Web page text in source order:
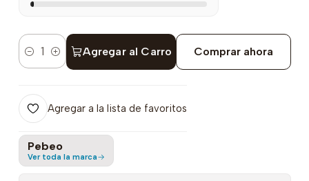
Cantidad Agregar al Carro Comprar ahora
Agregar a la lista de favoritos
Pebeo
Ver toda la marca